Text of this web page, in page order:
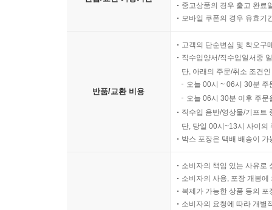
중고상품의 경우 출고 완료
모바일 쿠폰의 경우 유효기
반품/교환 비용
고객의 단순변심 및 착오구
직수입양서/직수입일서중
단, 아래의 주문/취소 조건
오늘 00시 ~ 06시 30분
오늘 06시 30분 이후 주
직수입 음반/영상물/기프트
단, 당일 00시~13시 사이의
박스 포장은 택배 배송이
소비자의 책임 있는 사유로
소비자의 사용, 포장 개봉
복제가 가능한 상품 등의
소비자의 요청에 따라 개별